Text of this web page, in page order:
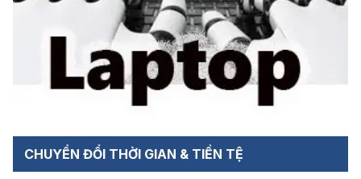
CHUYỂN ĐỔI THỜI GIAN & TIỀN TỆ